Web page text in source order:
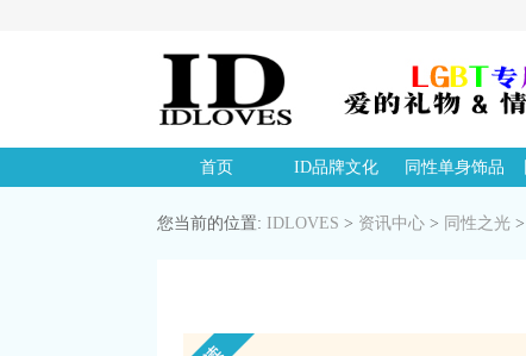
首页 ID品牌文化 同性单身饰品
您当前的位置: IDLOVES > 资讯中心 > 同性之光 >